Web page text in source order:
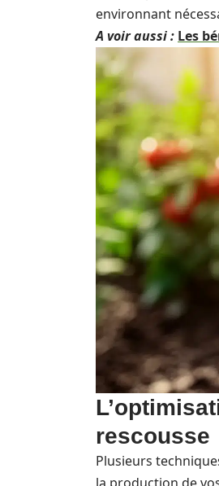
environnant
A voir aussi : Les
rescousse
Plusieurs